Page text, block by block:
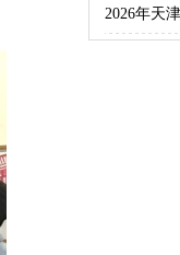
2026年天